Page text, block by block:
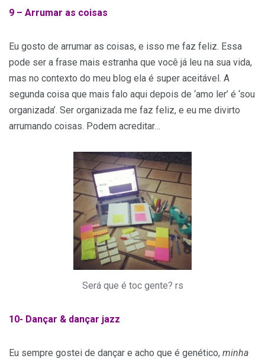
9 – Arrumar as coisas
Eu gosto de arrumar as coisas, e isso me faz feliz. Essa
pode ser a frase mais estranha que você já leu na sua vida,
mas no contexto do meu blog ela é super aceitável. A
segunda coisa que mais falo aqui depois de ‘amo ler’ é ‘sou
organizada’. Ser organizada me faz feliz, e eu me divirto
arrumando coisas. Podem acreditar…
Será que é toc gente? rs
10- Dançar & dançar jazz
Eu sempre gostei de dançar e acho que é genético, minha